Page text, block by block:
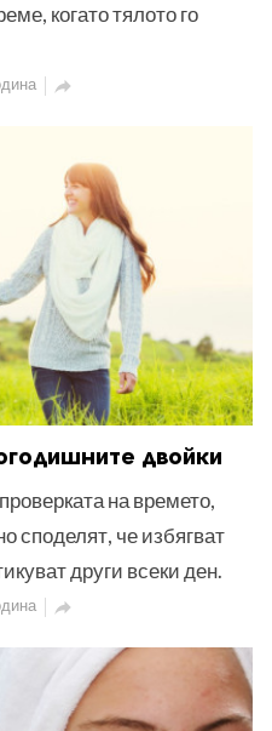
когато тялото го

двойки
на времето,
споделят, че избягват
други всеки ден.
